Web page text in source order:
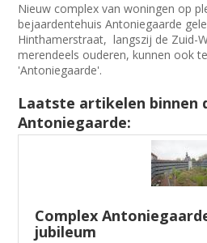
Nieuw complex van woningen op
bejaardentehuis Antoniegaarde
Hinthamerstraat, langszij de Zuid-
merendeels ouderen, kunnen ook
'Antoniegaarde'.
Laatste artikelen binnen
Antoniegaarde:
Complex
jubileum